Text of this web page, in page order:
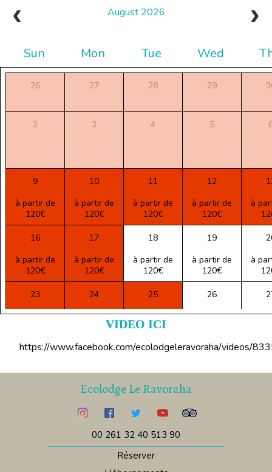
August 2026
Sun Mon Tue Wed
26 27 28 29
2 3 4 5
9 10 11 12
à partir de
120€
à partir de
120€
à partir de
120€
à partir de
120€
à
16 17 18 19
à partir de
120€
à partir de
120€
à partir de
120€
à partir de
120€
à
23 24 25 26
à partir de
à partir de
à partir de
120€
à partir de
à
30 31 1 2
à partir de
à partir de
120€
à partir de
120€
à partir de
à
VIDEO ICI
https://www.facebook.com/ecolodgeleravoraha/videos/
Ecolodge Le Ravoraha
00 261 32 40 513 90
Réserver